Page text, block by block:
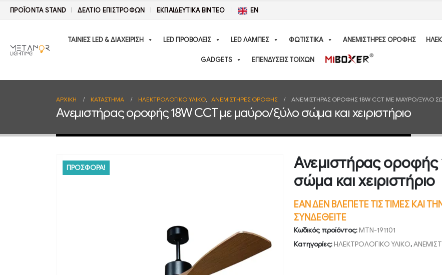
ΠΡΟΪΟΝΤΑ STAND ΔΕΛΤΊΟ ΕΠΙΣΤΡΟΦΏΝ ΕΚΠΑΙΔΕΥΤΙΚΑ ΒΙΝΤΕΟ EN
ΤΑΙΝΙΕΣ LED & ΔΙΑΧΕΙΡΙΣΗ LED ΠΡΟΒΟΛΕΙΣ LED ΛΑΜΠΕΣ ΦΩΤΙΣΤΙΚΑ ΑΝΕΜΙΣΤΗΡΕΣ ΟΡΟΦΗΣ
GADGETS ΕΠΕΝΔΥΣΕΙΣ ΤΟΙΧΩΝ
ΑΡΧΙΚΉ ΚΑΤΆΣΤΗΜΑ ΗΛΕΚΤΡΟΛΟΓΙΚΟ ΥΛΙΚΟ, ΑΝΕΜΙΣΤΗΡΕΣ ΟΡΟΦΗΣ ΑΝΕΜΙΣΤΉΡΑΣ ΟΡΟΦΉΣ 18W CCT ΜΕ ΜΑΎΡΟ/ΞΎΛΟ
Ανεμιστήρας οροφής 18W CCT με μαύρο/ξύλο σώμα και χειριστήριο
ΠΡΟΣΦΟΡΑ!
Ανεμιστήρας
σώμα και χειριστήριο
ΕΑΝ ΔΕΝ ΒΛΕΠΕΤΕ ΤΙΣ ΤΙΜΕΣ ΚΑΙ
ΣΥΝΔΕΘΕΙΤΕ
Κωδικός προϊόντος:MTN-191101
Κατηγορίες:ΗΛΕΚΤΡΟΛΟΓΙΚΟ ΥΛΙΚΟ,